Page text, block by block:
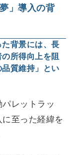
」導入の背
背景には、長
所得向上を阻
質維持」とい
レットラッ
至った経緯を